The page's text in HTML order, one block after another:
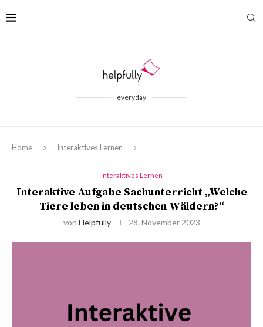
everyday
Home Interaktives Lernen
Interaktives Lernen
Interaktive Aufgabe Sachunterricht „Welche
Tiere leben in deutschen Wäldern?“
von Helpfully 28. November 2023